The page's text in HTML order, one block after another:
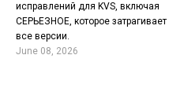
исправлений для KVS, включая
СЕРЬЕЗНОЕ, которое затрагивает
все версии.
June 08, 2026